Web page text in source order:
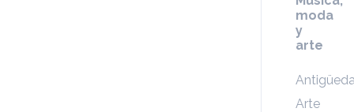
moda
y
arte
Arte